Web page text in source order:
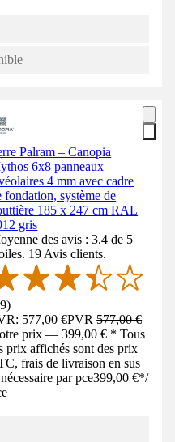
Palram – Canopia
6x8 panneaux
4 mm avec cadre
fondation, système de
185 x 247 cm RAL
gris
des avis : 3.4 de 5
19 Avis clients.
)
577,00 €PVR577,00 €
prix — 399,00 € * Tous
prix affichés sont des prix
frais de livraison en sus
par pce399,00 €*/